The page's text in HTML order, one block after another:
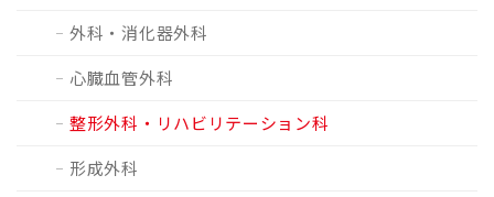
外科・消化器外科
心臓血管外科
整形外科・リハビリテーション科
形成外科